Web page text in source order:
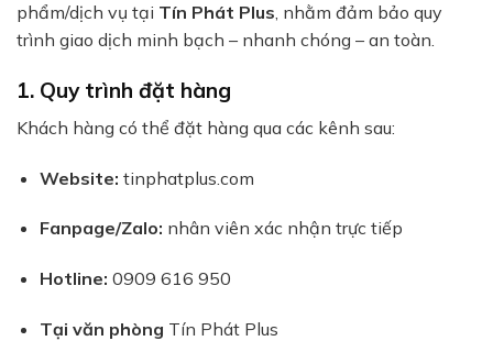
phẩm/dịch vụ tại Tín Phát Plus, nhằm đảm bảo quy
trình giao dịch minh bạch – nhanh chóng – an toàn.
1. Quy trình đặt hàng
Khách hàng có thể đặt hàng qua các kênh sau:
Website: tinphatplus.com
Fanpage/Zalo: nhân viên xác nhận trực tiếp
Hotline: 0909 616 950
Tại văn phòng Tín Phát Plus